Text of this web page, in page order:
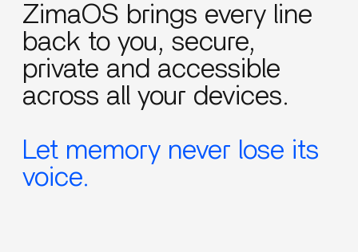
ZimaOS brings every line
back to you, secure,
private and accessible
across all your devices.
Let memory never lose its
voice.